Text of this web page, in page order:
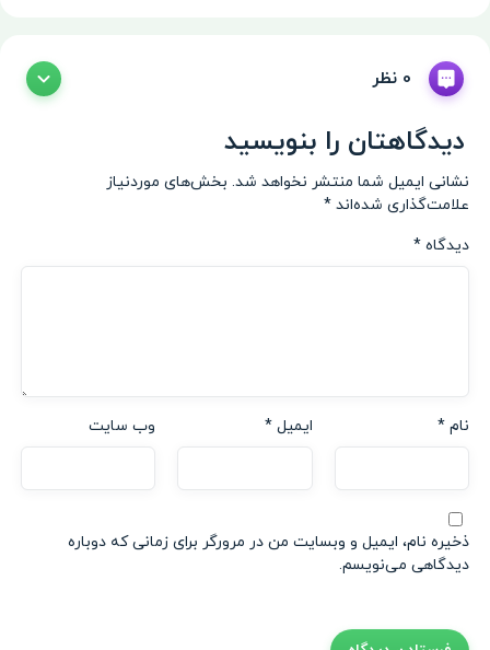
0 نظر
دیدگاهتان را بنویسید
نشانی ایمیل شما منتشر نخواهد شد. بخش‌های موردنیاز
علامت‌گذاری شده‌اند *
دیدگاه *
نام * ایمیل* وب‌ سایت
ذخیره نام، ایمیل و وبسایت من در مرورگر برای زمانی که دوباره
دیدگاهی می‌نویسم.